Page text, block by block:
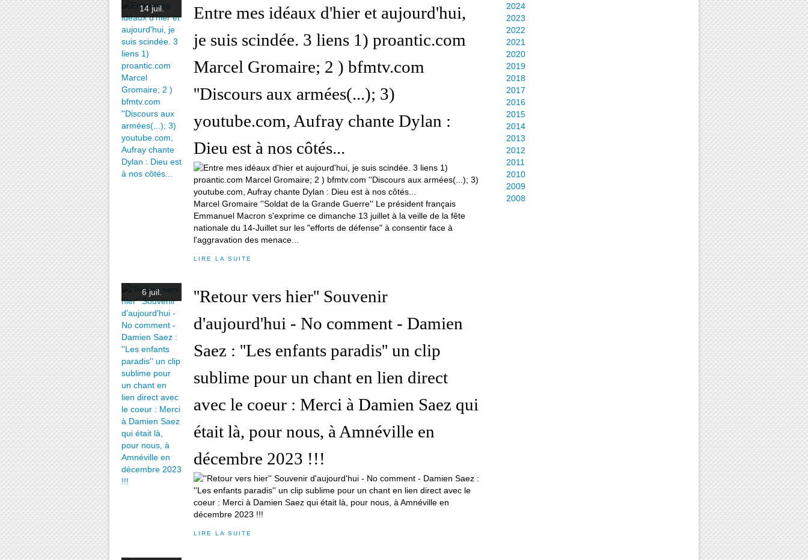
14 juil.
Entre mes idéaux d'hier et aujourd'hui,
je suis scindée. 3 liens 1) proantic.com
Marcel Gromaire; 2 ) bfmtv.com
''Discours aux armées(...); 3)
youtube.com, Aufray chante Dylan :
Dieu est à nos côtés...
Marcel Gromaire ''Soldat de la Grande Guerre'' Le président français
Emmanuel Macron s'exprime ce dimanche 13 juillet à la veille de la fête
nationale du 14-Juillet sur les "efforts de défense" à consentir face à
l'aggravation des menace...
LIRE LA SUITE
6 juil.
''Retour vers hier'' Souvenir
d'aujourd'hui - No comment - Damien
Saez : ''Les enfants paradis'' un clip
sublime pour un chant en lien direct
avec le coeur : Merci à Damien Saez qui
était là, pour nous, à Amnéville en
décembre 2023 !!!
LIRE LA SUITE
2024
2023
2022
2021
2020
2019
2018
2017
2016
2015
2014
2013
2012
2011
2010
2009
2008